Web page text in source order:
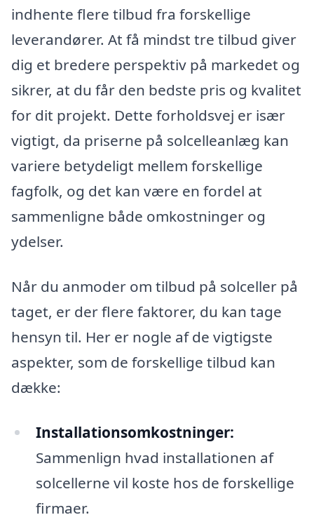
indhente flere tilbud fra forskellige
leverandører. At få mindst tre tilbud giver
dig et bredere perspektiv på markedet og
sikrer, at du får den bedste pris og kvalitet
for dit projekt. Dette forholdsvej er især
vigtigt, da priserne på solcelleanlæg kan
variere betydeligt mellem forskellige
fagfolk, og det kan være en fordel at
sammenligne både omkostninger og
ydelser.
Når du anmoder om tilbud på solceller på
taget, er der flere faktorer, du kan tage
hensyn til. Her er nogle af de vigtigste
aspekter, som de forskellige tilbud kan
dække:
Installationsomkostninger:
Sammenlign hvad installationen af
solcellerne vil koste hos de forskellige
firmaer.